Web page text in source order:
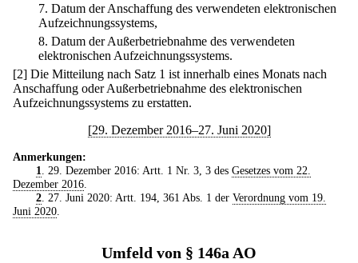
7. Datum der Anschaffung des verwendeten elektronischen
Aufzeichnungssystems,
8. Datum der Außerbetriebnahme des verwendeten
elektronischen Aufzeichnungssystems.
[2] Die Mitteilung nach Satz 1 ist innerhalb eines Monats nach
Anschaffung oder Außerbetriebnahme des elektronischen
Aufzeichnungssystems zu erstatten.
[29. Dezember 2016–27. Juni 2020]
Anmerkungen:
1. 29. Dezember 2016: Artt. 1 Nr. 3, 3 des Gesetzes vom 22.
Dezember 2016.
2. 27. Juni 2020: Artt. 194, 361 Abs. 1 der Verordnung vom 19.
Juni 2020.
Umfeld von § 146a AO